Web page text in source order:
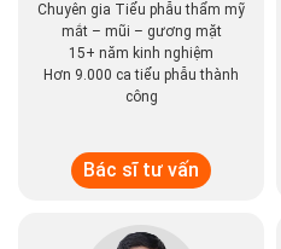
Chuyên gia Tiểu phẫu thẩm mỹ
mắt – mũi – gương mặt
15+ năm kinh nghiệm
Hơn 9.000 ca tiểu phẫu thành
công
Bác sĩ tư vấn